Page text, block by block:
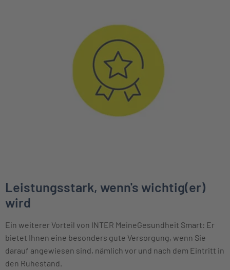
Leistungsstark, wenn's wichtig(er)
wird
Ein weiterer Vorteil von INTER MeineGesundheit Smart: Er
bietet Ihnen eine besonders gute Versorgung, wenn Sie
darauf angewiesen sind, nämlich vor und nach dem Eintritt in
den Ruhestand.